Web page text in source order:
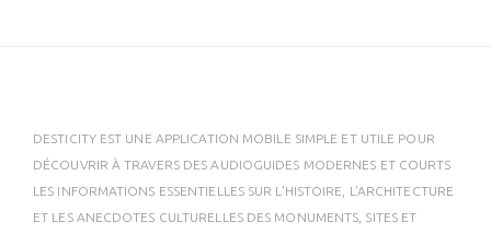
DESTICITY EST UNE APPLICATION MOBILE SIMPLE ET UTILE POUR
DÉCOUVRIR À TRAVERS DES AUDIOGUIDES MODERNES ET COURTS
LES INFORMATIONS ESSENTIELLES SUR L'HISTOIRE, L'ARCHITECTURE
ET LES ANECDOTES CULTURELLES DES MONUMENTS, SITES ET